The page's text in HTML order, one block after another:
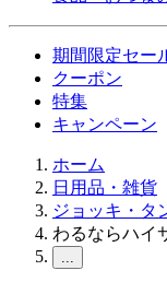
期間限定セー
クーポン
特集
キャンペーン
ホーム
日用品・雑貨
ジョッキ・タ
わるならハイ
...